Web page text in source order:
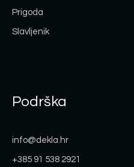
Prigoda
Slavljenik
Podrška
info@dekla.hr
+385 91 538 2921